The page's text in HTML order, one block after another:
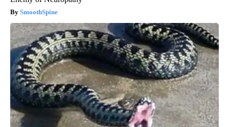
SmoothSpine